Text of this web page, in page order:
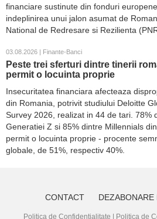
financiare sustinute din fonduri
indeplinirea unui jalon asumat de
National de Redresare si Rezilienta
03.08.2026 | Finante-Banci
Peste trei sferturi dintre tinerii
permit o locuinta proprie
Insecuritatea financiara afecteaza
din Romania, potrivit studiului Deloitte
Survey 2026, realizat in 44 de tari. 78%
Generatiei Z si 85% dintre Millennials
permit o locuinta proprie - procente
globale, de 51%, respectiv 40%.
CONTACT
Politica de Confidențialitate Politica de